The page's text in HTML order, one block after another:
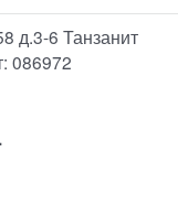
д.3-6 Танзанит
086972